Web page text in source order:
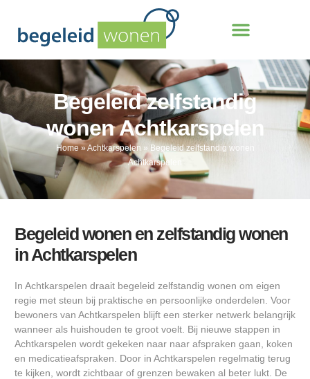
Begeleid zelfstandig
wonen Achtkarspelen
Home»Achtkarspelen » Begeleid zelfstandig wonen
Achtkarspelen
Begeleid wonen en zelfstandig wonen
in Achtkarspelen
In Achtkarspelen draait begeleid zelfstandig wonen om eigen
regie met steun bij praktische en persoonlijke onderdelen. Voor
bewoners van Achtkarspelen blijft een sterker netwerk belangrijk
wanneer als huishouden te groot voelt. Bij nieuwe stappen in
Achtkarspelen wordt gekeken naar naar afspraken gaan, koken
en medicatieafspraken. Door in Achtkarspelen regelmatig terug
te kijken, wordt zichtbaar of grenzen bewaken al beter lukt. De